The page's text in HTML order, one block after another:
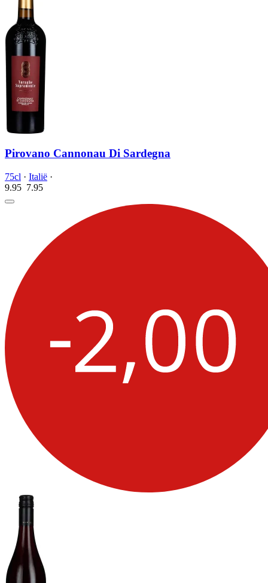
Pirovano Cannonau Di Sardegna
75cl · Italië ·
9.95 7.95